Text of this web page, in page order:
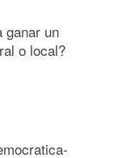
ganar un
o local?